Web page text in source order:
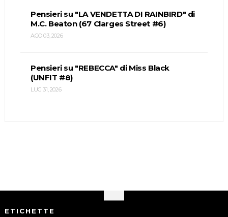
Pensieri su "LA VENDETTA DI RAINBIRD" di
M.C. Beaton (67 Clarges Street #6)
AGO 03, 2026
Pensieri su "REBECCA" di Miss Black
(UNFIT #8)
LUG 31, 2026
ETICHETTE